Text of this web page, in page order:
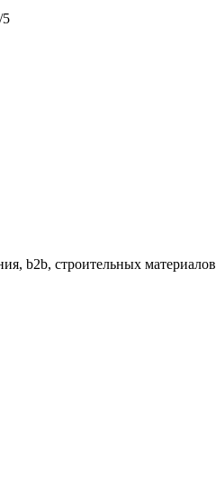
5
b2b, строительных материалов